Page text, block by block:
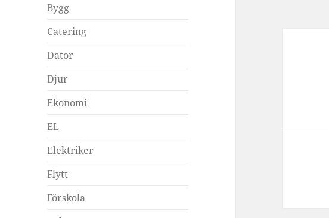
Bygg
Catering
Dator
Djur
Ekonomi
EL
Elektriker
Flytt
Förskola